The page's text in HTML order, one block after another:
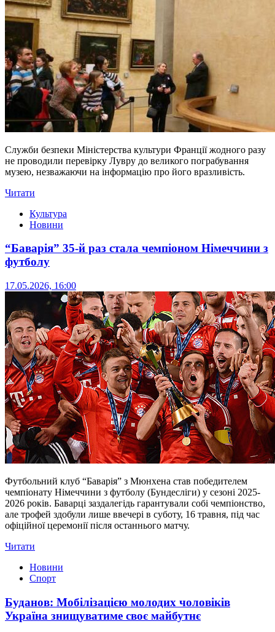
Служби безпеки Міністерства культури Франції жодного разу
не проводили перевірку Лувру до великого пограбування
музею, незважаючи на інформацію про його вразливість.
Читати
Культура
Новини
“Баварія” 35-й раз стала чемпіоном Німеччини з
футболу
17.05.2026, 16:00
Футбольний клуб “Баварія” з Мюнхена став победителем
чемпіонату Німеччини з футболу (Бундесліги) у сезоні 2025-
2026 років. Баварці заздалегідь гарантували собі чемпіонство,
але трофей здобули лише ввечері в суботу, 16 травня, під час
офіційної церемонії після останнього матчу.
Читати
Новини
Спорт
Буданов: Мобілізацією молодих чоловіків
Україна знищуватиме своє майбутнє